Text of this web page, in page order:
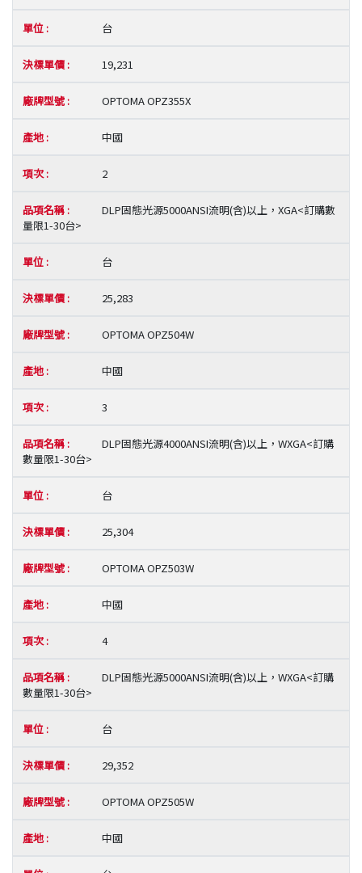
台
19,231
OPTOMA OPZ355X
中國
2
DLP固態光源5000ANSI流明(含)以上，XGA<訂購數
量限1-30台>
台
25,283
OPTOMA OPZ504W
中國
3
DLP固態光源4000ANSI流明(含)以上，WXGA<訂購
數量限1-30台>
台
25,304
OPTOMA OPZ503W
中國
4
DLP固態光源5000ANSI流明(含)以上，WXGA<訂購
數量限1-30台>
台
29,352
OPTOMA OPZ505W
中國